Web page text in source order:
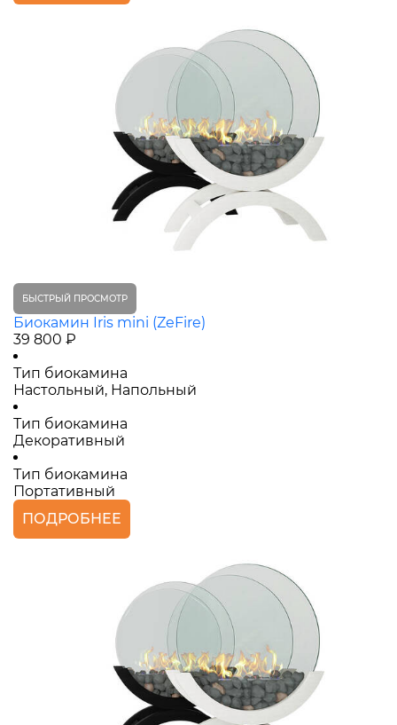
БЫСТРЫЙ ПРОСМОТР
Биокамин Iris mini (ZeFire)
39 800 ₽
Тип биокамина
Настольный, Напольный
Тип биокамина
Декоративный
Тип биокамина
Портативный
ПОДРОБНЕЕ